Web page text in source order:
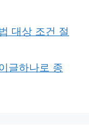
대상 조건 절
글하나로 종